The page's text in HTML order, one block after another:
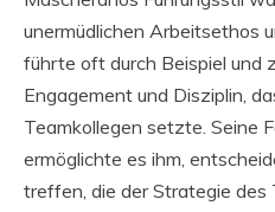
unermüdlichen Arbeitsethos
führte oft durch Beispiel und
Engagement und Disziplin,
Teamkollegen setzte. Seine
ermöglichte es ihm,
treffen, die der Strategie des